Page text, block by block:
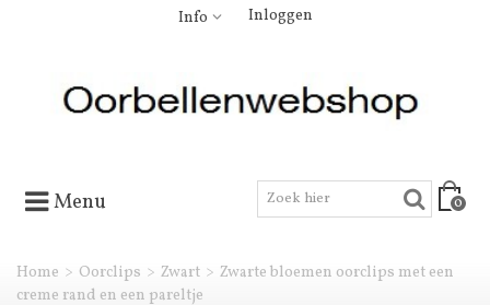
Info Inloggen
Menu 0
Home > Oorclips > Zwart > Zwarte bloemen oorclips met een
creme rand en een pareltje